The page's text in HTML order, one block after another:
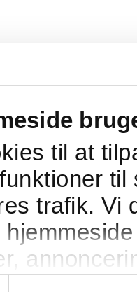
til at
til
trafik. Vi